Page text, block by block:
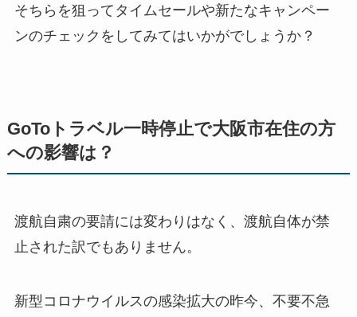
そちらを狙ってタイムセールや新たなキャンペー
ンのチェックをしてみてはいかがでしょうか？
GoToトラベル一時停止で大阪市在住の方
への影響は？
渡航自粛の要請には変わりはなく、渡航自体が禁
止された訳でもありません。
新型コロナウイルスの感染拡大の昨今、不要不急